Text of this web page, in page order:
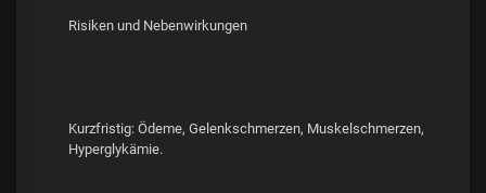
Risiken und Nebenwirkungen
Kurzfristig: Ödeme, Gelenkschmerzen, Muskelschmerzen,
Hyperglykämie.